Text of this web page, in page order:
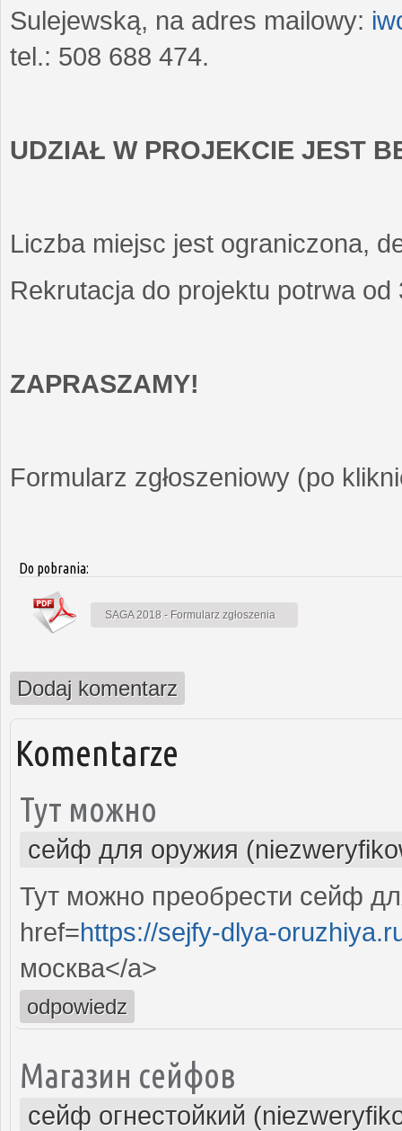
Sulejewską, na adres mailowy:
tel.: 508 688 474.
UDZIAŁ W PROJEKCIE JEST
Liczba miejsc jest ograniczona,
Rekrutacja do projektu potrwa
ZAPRASZAMY!
Formularz zgłoszeniowy (po
Do pobrania:
SAGA 2018 - Formularz zgłoszenia
Dodaj komentarz
Komentarze
Тут можно
сейф для оружия
Тут можно преобрести сейф
href=https://sejfy-dlya-
москва</a>
odpowiedz
Магазин сейфов
сейф огнестойкий